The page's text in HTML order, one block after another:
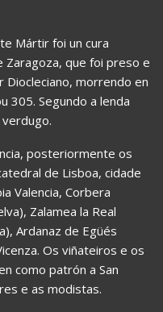
Mártir foi un cura
Zaragoza, que foi preso e
morrendo en
305. Segundo a lenda
posteriormente os
de Lisboa, cidade
Valencia, Corbera
Zalamea la Real
Ardanaz de Egüés
Os viñateiros e os
como patrón a San
e as modistas.